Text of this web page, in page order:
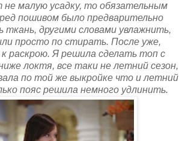
малую усадку, то обязательным
пошивом было предварительно
ткань, другими словами увлажнить,
просто по стирать. После уже,
раскрою. Я решила сделать топ с
локтя, все таки не летний сезон,
по той же выкройке что и летний
пояс решила немного удлинить.